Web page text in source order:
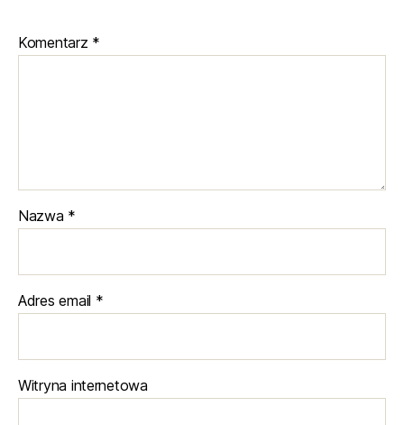
Komentarz *
Nazwa *
Adres email *
Witryna internetowa